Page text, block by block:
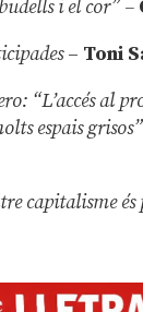
i el cor” –
– Toni
“L’accés al
espais grisos”
capitalisme és